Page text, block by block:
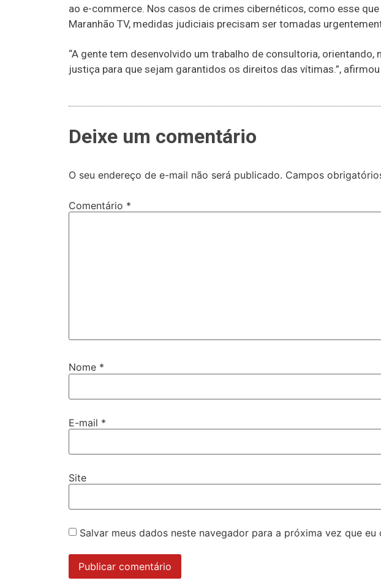
ao e-commerce. Nos casos de crimes cibernéticos, como esse
Maranhão TV, medidas judiciais precisam ser tomadas
“A gente tem desenvolvido um trabalho de consultoria, orientando,
justiça para que sejam garantidos os direitos das vítimas.”,
Deixe um comentário
O seu endereço de e-mail não será publicado. Campos
Comentário *
Nome *
E-mail *
Site
Salvar meus dados neste navegador para a próxima vez que eu